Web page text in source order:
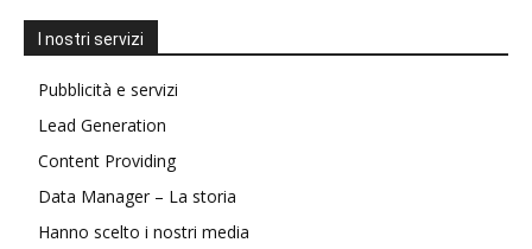
I nostri servizi
Pubblicità e servizi
Lead Generation
Content Providing
Data Manager – La storia
Hanno scelto i nostri media